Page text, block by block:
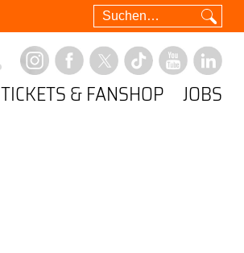
TICKETS & FANSHOP JOBS